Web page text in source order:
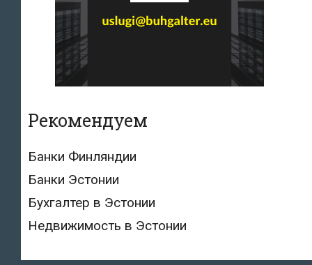
Рекомендуем
Банки Финляндии
Банки Эстонии
Бухгалтер в Эстонии
Недвижимость в Эстонии